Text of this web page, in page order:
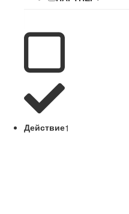
Действие1